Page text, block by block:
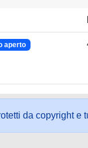
aperto
da copyright